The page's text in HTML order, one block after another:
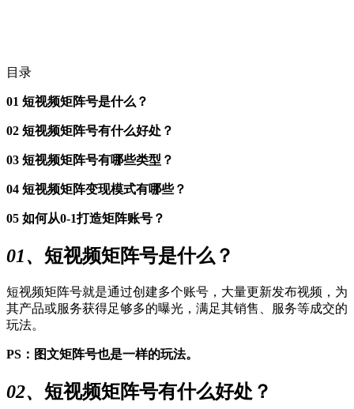
目录
01 短视频矩阵号是什么？
02 短视频矩阵号有什么好处？
03 短视频矩阵号有哪些类型？
04 短视频矩阵变现模式有哪些？
05 如何从0-1打造矩阵账号？
01、 短视频矩阵号是什么？
短视频矩阵号就是通过创建多个账号，大量更新发布视频，为
其产品或服务获得足够多的曝光，满足其销售、服务等成交的
玩法。
PS：图文矩阵号也是一样的玩法。
02、 短视频矩阵号有什么好处？